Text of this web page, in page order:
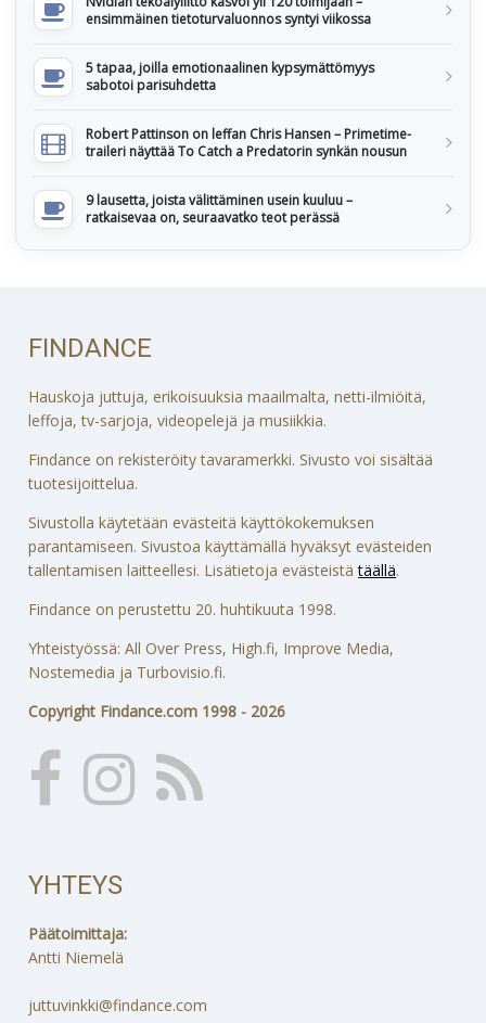
ensimmäinen tietoturvaluonnos syntyi viikossa
5 tapaa, joilla emotionaalinen kypsymättömyys
sabotoi parisuhdetta
Robert Pattinson on leffan Chris Hansen – Primetime-
traileri näyttää To Catch a Predatorin synkän nousun
9 lausetta, joista välittäminen usein kuuluu –
ratkaisevaa on, seuraavatko teot perässä
FINDANCE
Hauskoja juttuja, erikoisuuksia maailmalta, netti-ilmiöitä,
leffoja, tv-sarjoja, videopelejä ja musiikkia.
Findance on rekisteröity tavaramerkki. Sivusto voi sisältää
tuotesijoittelua.
Sivustolla käytetään evästeitä käyttökokemuksen
parantamiseen. Sivustoa käyttämällä hyväksyt evästeiden
tallentamisen laitteellesi. Lisätietoja evästeistätäällä.
Findance on perustettu 20. huhtikuuta 1998.
Yhteistyössä: All Over Press, High.fi, Improve Media,
Nostemedia ja Turbovisio.fi.
Copyright Findance.com 1998 - 2026
YHTEYS
Päätoimittaja:
Antti Niemelä
juttuvinkki@findance.com